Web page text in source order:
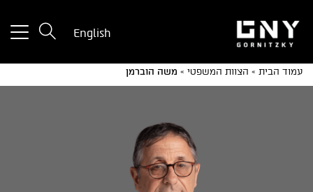
English
עמוד הבית » הצוות המשפטי » משה הוברמן